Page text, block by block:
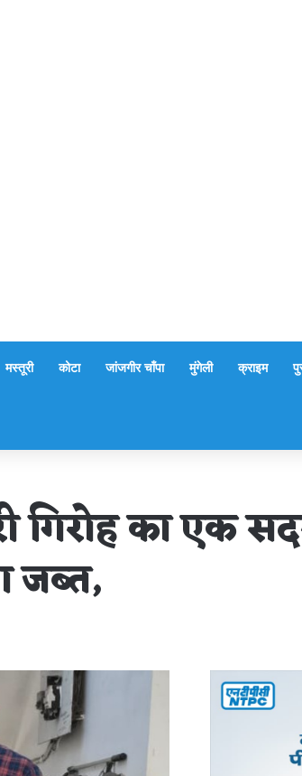
मस्तूरी कोटा जांजगीर चाँपा मुंगेली क्राइम
गिरोह का एक
जब्त,